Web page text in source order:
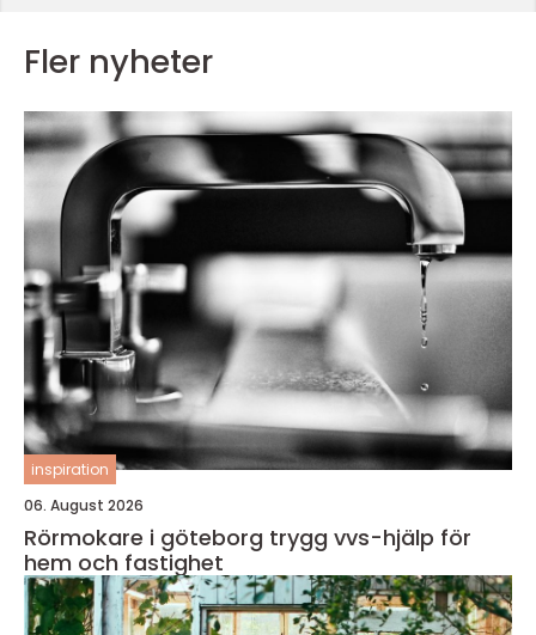
Fler nyheter
inspiration
06. August 2026
Rörmokare i göteborg trygg vvs-hjälp för
hem och fastighet